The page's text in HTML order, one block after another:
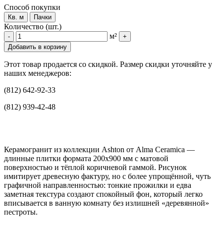
Способ покупки
Кв. м Пачки
Количество (шт.)
- м²
+
Добавить в корзину
Этот товар продается со скидкой. Размер скидки уточняйте у
наших менеджеров:
(812) 642-92-33
(812) 939-42-48
Керамогранит из коллекции Ashton от Alma Ceramica —
длинные плитки формата 200x900 мм с матовой
поверхностью и тёплой коричневой гаммой. Рисунок
имитирует древесную фактуру, но с более упрощённой, чуть
графичной направленностью: тонкие прожилки и едва
заметная текстура создают спокойный фон, который легко
вписывается в ванную комнату без излишней «деревянной»
пестроты.